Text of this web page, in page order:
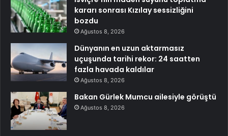
kararı sonrası Kızılay sessizliğini
bozdu
Ağustos 8, 2026
Dünyanın en uzun aktarmasız
uçuşunda tarihi rekor: 24 saatten
fazla havada kaldılar
Ağustos 8, 2026
Bakan Gürlek Mumcu ailesiyle görüştü
Ağustos 8, 2026